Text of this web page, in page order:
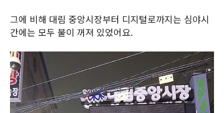
그에 비해 대림 중앙시장부터 디지털로까지는 심야시
간에는 모두 불이 꺼져 있었어요.